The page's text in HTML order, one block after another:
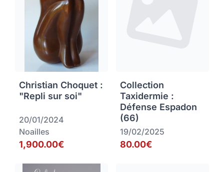
Christian Choquet :
"Repli sur soi"
20/01/2024
Noailles
1,900.00€
Collection
Taxidermie :
Défense Espadon
(66)
19/02/2025
80.00€